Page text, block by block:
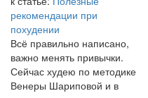
рекомендации при
похудении
Всё правильно написано,
важно менять привычки.
Сейчас худею по методике
Венеры Шариповой и в